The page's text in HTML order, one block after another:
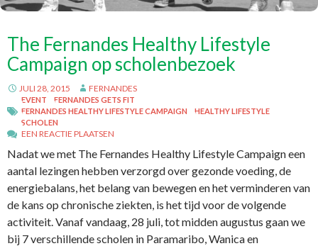
The Fernandes Healthy Lifestyle
Campaign op scholenbezoek
JULI 28, 2015 FERNANDES
EVENT
FERNANDES GETS FIT
FERNANDES HEALTHY LIFESTYLE CAMPAIGN
HEALTHY LIFESTYLE
SCHOLEN
EEN REACTIE PLAATSEN
Nadat we met The Fernandes Healthy Lifestyle Campaign een
aantal lezingen hebben verzorgd over gezonde voeding, de
energiebalans, het belang van bewegen en het verminderen van
de kans op chronische ziekten, is het tijd voor de volgende
activiteit. Vanaf vandaag, 28 juli, tot midden augustus gaan we
bij 7 verschillende scholen in Paramaribo, Wanica en